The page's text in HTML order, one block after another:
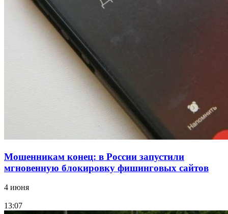
Сладкий праздник в Волгограде: в Центральном
парке прошёл фестиваль „Арбузный переполох“
Волгоградские компании нарастили экспорт:
заключены контракты на 3,6 млн долларов
Мошенникам конец: в России запустили
мгновенную блокировку фишинговых сайтов
4 июня
13:07